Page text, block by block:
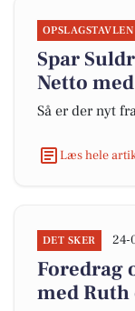
OPSLAGSTAVLEN
Spar
Netto
Så er der nyt
Læs hele
DET SKER 24-
Foredrag
med